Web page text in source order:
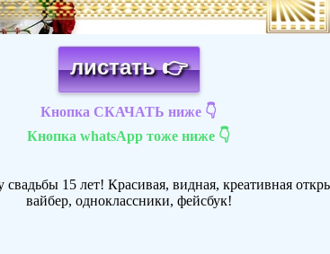
листать 👉
Кнопка СКАЧАТЬ ниже 👇
Кнопка whatsApp тоже ниже 👇
15 лет! Красивая, видная, креативная
вайбер, одноклассники, фейсбук!